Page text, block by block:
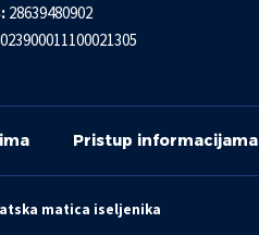
28639480902
Pristup informacijama
matica iseljenika